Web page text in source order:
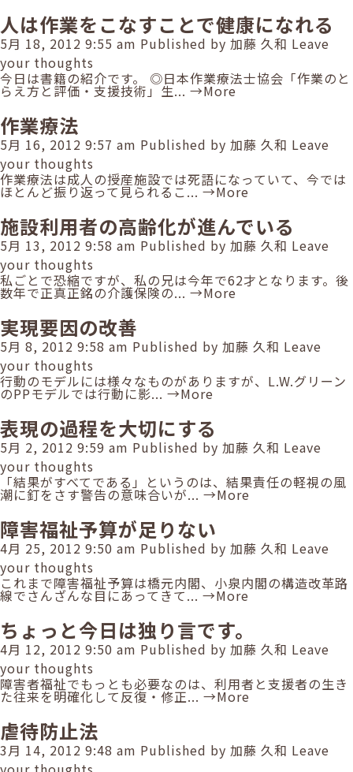
人は作業をこなすことで健康になれる
5月 18, 2012 9:55 am Published by 加藤 久和 Leave
your thoughts
今日は書籍の紹介です。 ◎日本作業療法士協会「作業のと
らえ方と評価・支援技術」生... →More
作業療法
5月 16, 2012 9:57 am Published by 加藤 久和 Leave
your thoughts
作業療法は成人の授産施設では死語になっていて、今では
ほとんど振り返って見られるこ...→More
施設利用者の高齢化が進んでいる
5月 13, 2012 9:58 am Published by 加藤 久和 Leave
your thoughts
私ごとで恐縮ですが、私の兄は今年で62才となります。後
数年で正真正銘の介護保険の... →More
実現要因の改善
5月 8, 2012 9:58 am Published by 加藤 久和 Leave
your thoughts
行動のモデルには様々なものがありますが、L.W.グリーン
のPPモデルでは行動に影... →More
表現の過程を大切にする
5月 2, 2012 9:59 am Published by 加藤 久和 Leave
your thoughts
「結果がすべてである」というのは、結果責任の軽視の風
潮に釘をさす警告の意味合いが...→More
障害福祉予算が足りない
4月 25, 2012 9:50 am Published by 加藤 久和 Leave
your thoughts
これまで障害福祉予算は橋元内閣、小泉内閣の構造改革路
線でさんざんな目にあってきて...→More
ちょっと今日は独り言です。
4月 12, 2012 9:50 am Published by 加藤 久和 Leave
your thoughts
障害者福祉でもっとも必要なのは、利用者と支援者の生き
た往来を明確化して反復・修正... →More
虐待防止法
3月 14, 2012 9:48 am Published by 加藤 久和 Leave